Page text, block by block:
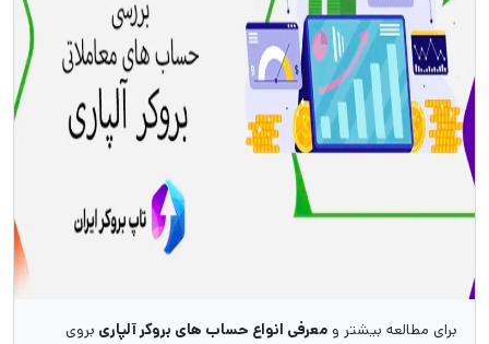
برای مطالعه بیشتر و معرفی انواع حساب های بروکر آلپاری بروی